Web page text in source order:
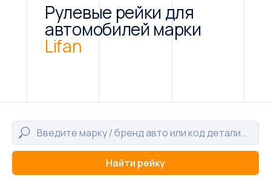
Рулевые рейки для
автомобилей марки
Lifan
Найти рейку